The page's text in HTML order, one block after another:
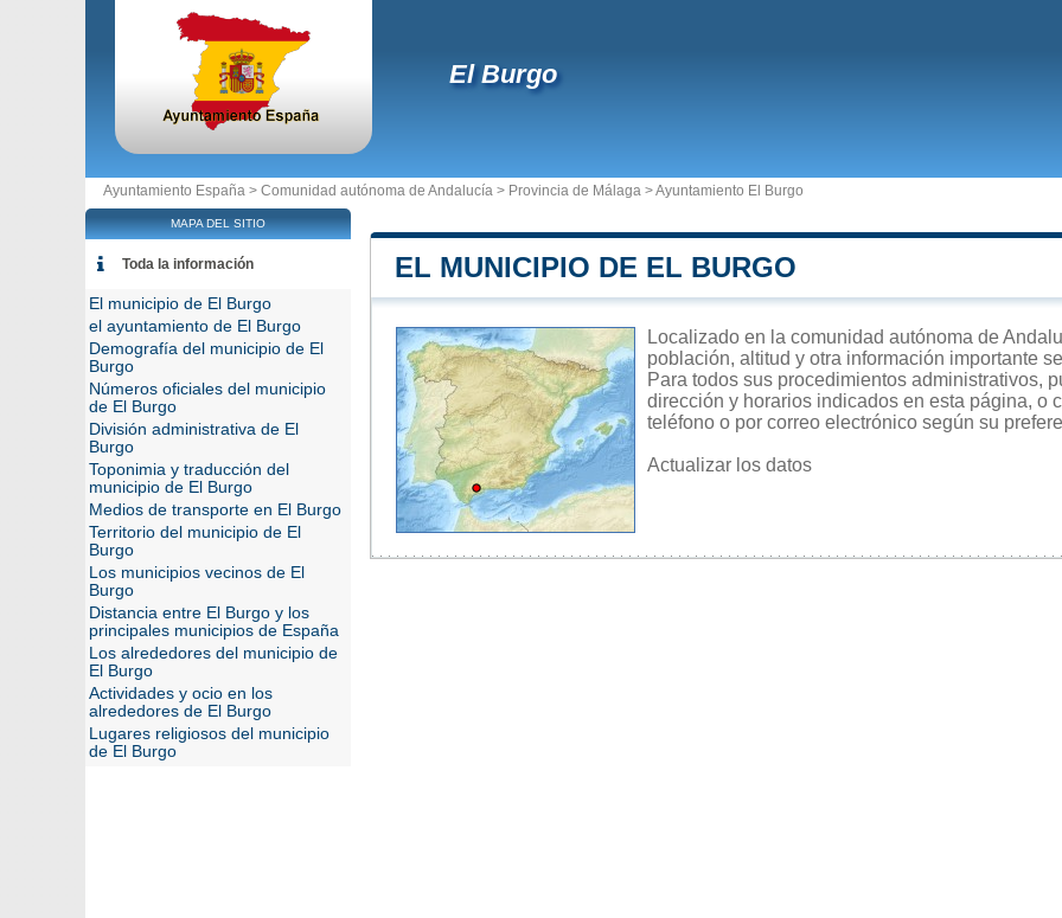
El Burgo
Ayuntamiento España > Comunidad autónoma de Andalucía > Provincia de Málaga >Ayuntamiento El Burgo
EL MUNICIPIO DE EL BURGO
Localizado en la comunidad autónoma de
población, altitud y otra información importante
Para todos sus procedimientos administrativos,
dirección y horarios indicados en esta página, o
teléfono o por correo electrónico según su
Actualizar los datos
MAPA DEL SITIO
Toda la información
El municipio de El Burgo
el ayuntamiento de El Burgo
Demografía del municipio de El
Burgo
Números oficiales del municipio
de El Burgo
División administrativa de El
Burgo
Toponimia y traducción del
municipio de El Burgo
Medios de transporte en El Burgo
Territorio del municipio de El
Burgo
Los municipios vecinos de El
Burgo
Distancia entre El Burgo y los
principales municipios de España
Los alrededores del municipio de
El Burgo
Actividades y ocio en los
alrededores de El Burgo
Lugares religiosos del municipio
de El Burgo